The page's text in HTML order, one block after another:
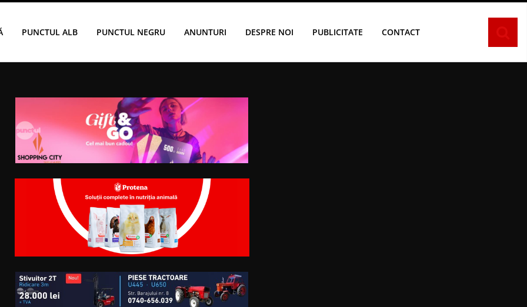
PUNCTUL ALB PUNCTUL NEGRU ANUNTURI DESPRE NOI PUBLICITATE CONTACT